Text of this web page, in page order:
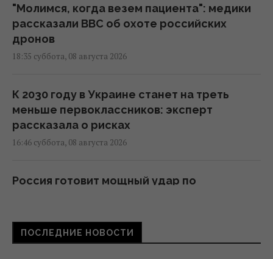
"Молимся, когда везем пациента": медики
рассказали BBC об охоте российских
дронов
18:35 суббота, 08 августа 2026
К 2030 году в Украине станет на треть
меньше первоклассников: эксперт
рассказала о рисках
16:46 суббота, 08 августа 2026
Россия готовит мощный удар по
16:43 суббота, 08 августа 2026
ПОСЛЕДНИЕ НОВОСТИ